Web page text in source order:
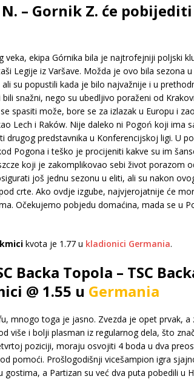
N. – Gornik Z. će
ekipa Górnika bila je najtrofejniji poljski
Legije iz Varšave. Možda je ovo bila sezona
su popustili kada je bilo najvažnije i u
snažni, nego su ubedljivo poraženi od
spasiti može, bore se za izlazak u Europu i
Lech i Raków. Nije daleko ni Pogoń koji ima
drugog predstavnika u Konferencijskoj ligi. U
Pogona i teško je procijeniti kakve su im
koji je zakomplikovao sebi život porazom
još jednu sezonu u eliti, ali su nakon
crte. Ako ovdje izgube, najvjerojatnije će
Očekujemo pobjedu domaćina, mada se u
kvota je 1.77 u kladionici Germania.
Backa Topola – TSC
@ 1.55 u Germania
mnogo toga je jasno. Zvezda je opet prvak, a
više i bolji plasman iz regularnog dela, što
poziciji, moraju osvojiti 4 boda u dva
pomoći. Prošlogodišnji vicešampion igra
gostima, a Partizan su već dva puta pobedili u